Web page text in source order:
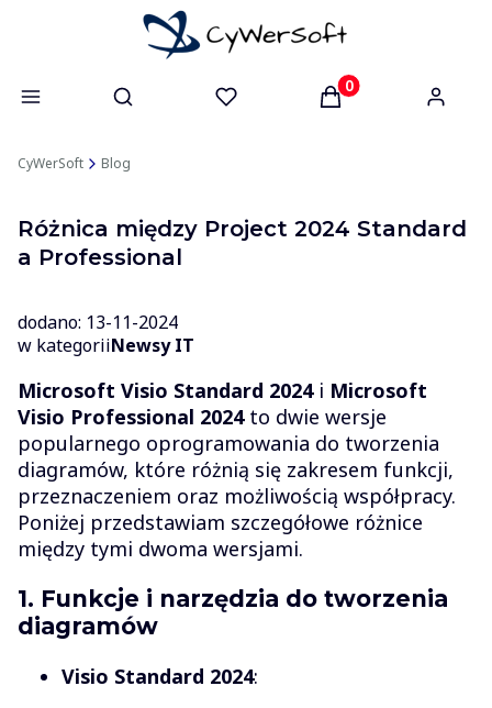
Otwórz wyszukiwarkę Produkty w
CyWerSoft Blog
Różnica między Project 2024 Standard
a Professional
dodano: 13-11-2024
w kategoriiNewsy IT
Microsoft Visio Standard 2024i Microsoft
Visio Professional 2024to dwie wersje
popularnego oprogramowania do tworzenia
diagramów, które różnią się zakresem funkcji,
przeznaczeniem oraz możliwością współpracy.
Poniżej przedstawiam szczegółowe różnice
między tymi dwoma wersjami.
1. Funkcje i narzędzia do tworzenia
diagramów
Visio Standard 2024: